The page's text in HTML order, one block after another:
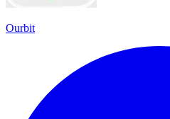
Ourbit